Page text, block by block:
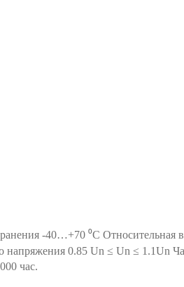
-40…+70 ⁰С Относительная
0.85 Un ≤ Un ≤ 1.1Un
час.